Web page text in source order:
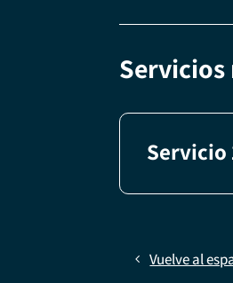
Servicio
Vuelve al